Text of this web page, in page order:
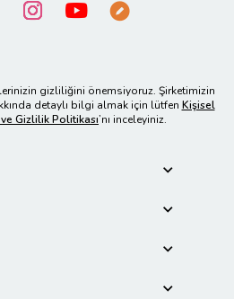
gizliliğini önemsiyoruz. Şirketimizin
detaylı bilgi almak için lütfen Kişisel
Gizlilik Politikası’nı inceleyiniz.